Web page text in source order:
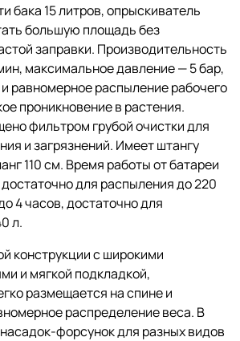
бака 15 литров, опрыскиватель
большую площадь без
заправки. Производительность
максимальное давление — 5 бар,
равномерное распыление рабочего
проникновение в растения.
фильтром грубой очистки для
и загрязнений. Имеет штангу
110 см. Время работы от батареи
для распыления до 220
4 часов, достаточно для
л.
конструкции с широкими
и мягкой подкладкой,
размещается на спине и
распределение веса. В
форсунок для разных видов